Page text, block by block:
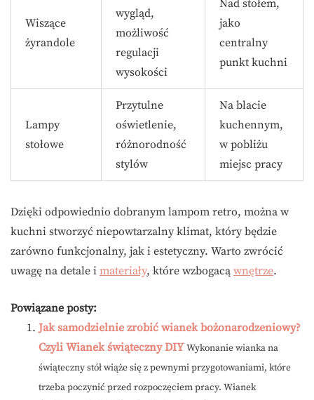
Wiszące
żyrandole
wygląd,
możliwość
regulacji
wysokości
Nad stołem,
jako
centralny
punkt kuchni
Lampy
stołowe
Przytulne
oświetlenie,
różnorodność
stylów
Na blacie
kuchennym,
w pobliżu
miejsc pracy
Dzięki odpowiednio dobranym lampom retro, można w
kuchni stworzyć niepowtarzalny klimat, który będzie
zarówno funkcjonalny, jak i estetyczny. Warto zwrócić
uwagę na detale i materiały, które wzbogacą wnętrze.
Powiązane posty:
Jak samodzielnie zrobić wianek bożonarodzeniowy?
Czyli Wianek świąteczny DIY Wykonanie wianka na
świąteczny stół wiąże się z pewnymi przygotowaniami, które
trzeba poczynić przed rozpoczęciem pracy. Wianek